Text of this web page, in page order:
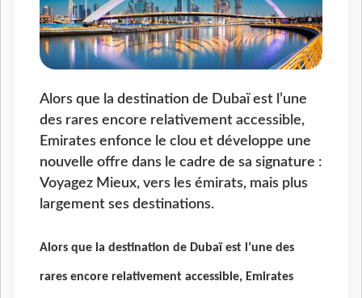
Alors que la destination de Dubaï est l’une
des rares encore relativement accessible,
Emirates enfonce le clou et développe une
nouvelle offre dans le cadre de sa signature :
Voyagez Mieux, vers les émirats, mais plus
largement ses destinations.
Alors que la destination de Dubaï est l’une des
rares encore relativement accessible, Emirates